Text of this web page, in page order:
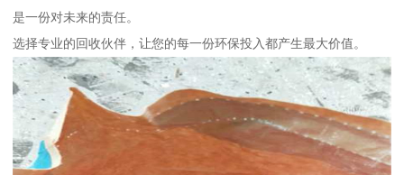
是一份对未来的责任。
选择专业的回收伙伴，让您的每一份环保投入都产生最大价值。